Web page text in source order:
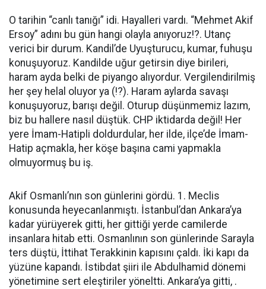
O tarihin “canlı tanığı” idi. Hayalleri vardı. “Mehmet Akif
Ersoy” adını bu gün hangi olayla anıyoruz!?. Utanç
verici bir durum. Kandil’de Uyuşturucu, kumar, fuhuşu
konuşuyoruz. Kandilde uğur getirsin diye birileri,
haram ayda belki de piyango alıyordur. Vergilendirilmiş
her şey helal oluyor ya (!?). Haram aylarda savaşı
konuşuyoruz, barışı değil. Oturup düşünmemiz lazım,
biz bu hallere nasıl düştük. CHP iktidarda değil! Her
yere İmam-Hatipli doldurdular, her ilde, ilçe’de İmam-
Hatip açmakla, her köşe başına cami yapmakla
olmuyormuş bu iş.
Akif Osmanlı’nın son günlerini gördü. 1. Meclis
konusunda heyecanlanmıştı. İstanbul’dan Ankara’ya
kadar yürüyerek gitti, her gittiği yerde camilerde
insanlara hitab etti. Osmanlının son günlerinde Sarayla
ters düştü, İttihat Terakkinin kapısını çaldı. İki kapı da
yüzüne kapandı. İstibdat şiiri ile Abdulhamid dönemi
yönetimine sert eleştiriler yöneltti. Ankara’ya gitti, .